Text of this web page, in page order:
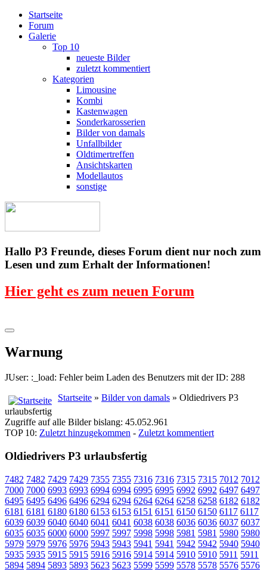
Startseite
Forum
Galerie
Top 10
neueste Bilder
zuletzt kommentiert
Kategorien
Limousine
Kombi
Kastenwagen
Sonderkarosserien
Bilder von damals
Unfallbilder
Oldtimertreffen
Ansichtskarten
Modellautos
sonstige
Hallo P3 Freunde, dieses Forum dient nur noch zum
Lesen und zum Erhalt der Informationen!
Hier geht es zum neuen Forum
Warnung
JUser: :_load: Fehler beim Laden des Benutzers mit der ID: 288
Startseite » Bilder von damals » Oldiedrivers P3
urlaubsfertig
Zugriffe auf alle Bilder bislang: 45.052.961
TOP 10: Zuletzt hinzugekommen - Zuletzt kommentiert
Oldiedrivers P3 urlaubsfertig
7482 7482 7429 7429 7355 7355 7316 7316 7315 7315 7012 7012
7000 7000 6993 6993 6994 6994 6995 6995 6992 6992 6497 6497
6495 6495 6496 6496 6294 6294 6264 6264 6258 6258 6182 6182
6181 6181 6180 6180 6153 6153 6151 6151 6150 6150 6117 6117
6039 6039 6040 6040 6041 6041 6038 6038 6036 6036 6037 6037
6035 6035 6000 6000 5997 5997 5998 5998 5981 5981 5980 5980
5979 5979 5976 5976 5943 5943 5941 5941 5942 5942 5940 5940
5935 5935 5915 5915 5916 5916 5914 5914 5910 5910 5911 5911
5894 5894 5893 5893 5623 5623 5599 5599 5578 5578 5576 5576